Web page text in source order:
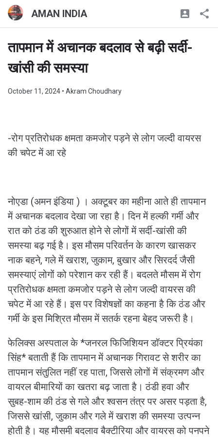
AMAN INDIA
तापमान में अचानक बदलाव से बढ़ी सर्दी-
खांसी की समस्या
October 11, 2024 • Akram Choudhary
-रोग प्रतिरोधक क्षमता कमजोर पड़ने से लोग जल्दी वायरस
की चपेट में आ रहे
नोएडा (अमन इंडिया ) । अक्टूबर का महीना आते ही तापमान
में अचानक बदलाव देखा जा रहा है। दिन में हल्की गर्मी और
रात को ठंड की शुरुआत होने से लोगों में सर्दी-खांसी की
समस्या बढ़ गई है। इस मौसम परिवर्तन के कारण खासकर
नाक बहने, गले में खराश, जुकाम, बुखार और सिरदर्द जैसी
समस्याएं लोगों को परेशान कर रही हैं। बदलते मौसम में रोग
प्रतिरोधक क्षमता कमजोर पड़ने से लोग जल्दी वायरस की
चपेट में आ रहे हैं। इस पर विशेषज्ञों का कहना है कि ठंड और
गर्मी के इस मिश्रित मौसम में सतर्क रहना बेहद जरूरी है।
फेलिक्स अस्पताल के *जनरल फिजिशियन डॉक्टर प्रियंका
सिंह* बताती हैं कि तापमान में अचानक गिरावट से शरीर का
तापमान संतुलित नहीं रह पाता, जिससे लोगों में संक्रमण और
वायरल बीमारियों का खतरा बढ़ जाता है। ठंडी हवा और
सुबह-शाम की ठंड से गले और श्वसन तंत्र पर असर पड़ता है,
जिससे खांसी, जुकाम और गले में खराश की समस्या उत्पन्न
होती है। यह मौसमी बदलाव बैक्टीरिया और वायरस को पनपने